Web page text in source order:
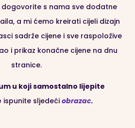
čeka još jedno iznenađenje –
260 gr foto-papir, lagano sjajan
Stoga ne morate brinuti o
prolivenom sokiću 🙂
izrađen na800 gr kaširanom
našeg ekskluzivnog
s nama sve dodatne
a mi ćemo kreirati cijeli dizajn
sadrže cijene i sve raspoložive
i prikaz konačne cijene na dnu
stranice.
u koji samostalno lijepite
ispunite sljedeći obrazac.